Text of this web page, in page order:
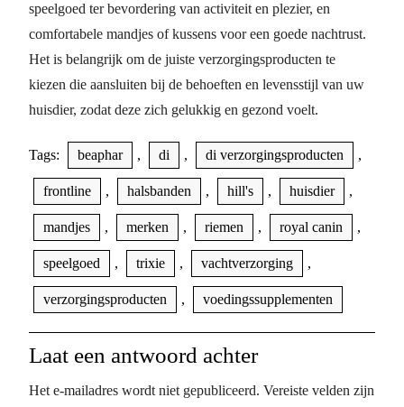
speelgoed ter bevordering van activiteit en plezier, en
comfortabele mandjes of kussens voor een goede nachtrust.
Het is belangrijk om de juiste verzorgingsproducten te
kiezen die aansluiten bij de behoeften en levensstijl van uw
huisdier, zodat deze zich gelukkig en gezond voelt.
Tags: beaphar , di , di verzorgingsproducten ,
frontline , halsbanden , hill's , huisdier ,
mandjes , merken , riemen , royal canin ,
speelgoed , trixie , vachtverzorging ,
verzorgingsproducten , voedingssupplementen
Laat een antwoord achter
Het e-mailadres wordt niet gepubliceerd. Vereiste velden zijn